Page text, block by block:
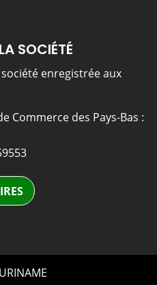
SOCIÉTÉ
enregistrée aux
Commerce des Pays-Bas :